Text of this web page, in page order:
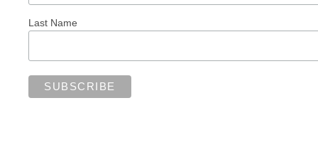
Last Name